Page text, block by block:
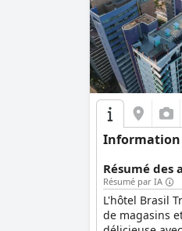
Malgré
d'entretien, le
magnifique,
Information
Résumé des
Résumé par IA
L'hôtel Brasil
de magasins